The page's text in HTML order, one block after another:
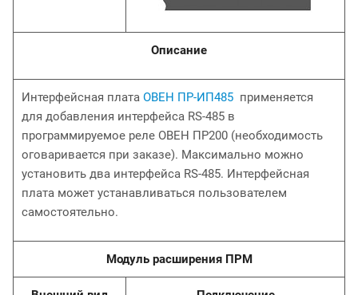
Описание
Интерфейсная плата ОВЕН ПР-ИП485 применяется
для добавления интерфейса RS-485 в
программируемое реле ОВЕН ПР200 (необходимость
оговаривается при заказе). Максимально можно
установить два интерфейса RS-485. Интерфейсная
плата может устанавливаться пользователем
самостоятельно.
Модуль расширения ПРМ